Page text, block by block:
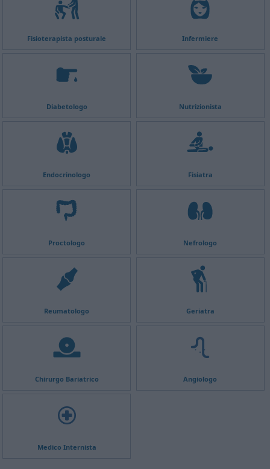
Fisioterapista posturale Infermiere
Diabetologo Nutrizionista
Endocrinologo Fisiatra
Proctologo Nefrologo
Reumatologo Geriatra
Chirurgo Bariatrico Angiologo
Medico Internista